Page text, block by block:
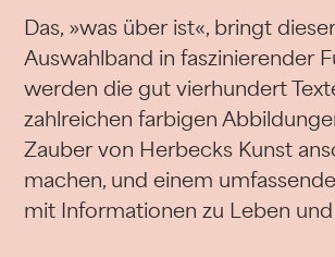
Das, »was über ist«, bringt
Auswahlband in faszinierender
werden die gut vierhundert
zahlreichen farbigen
Zauber von Herbecks Kunst
machen, und einem
mit Informationen zu Leben